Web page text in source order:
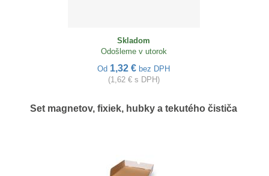
Skladom
Odošleme v utorok
Od 1,32 € bez DPH
(1,62 € s DPH)
Set magnetov, fixiek, hubky a tekutého čističa